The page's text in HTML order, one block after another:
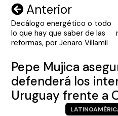
Navegación
de
entradas
Anterior
Decálogo energético o todo
lo que hay que saber de las
reformas, por Jenaro Villamil
Pepe Mujica
defenderá los
Uruguay frente a